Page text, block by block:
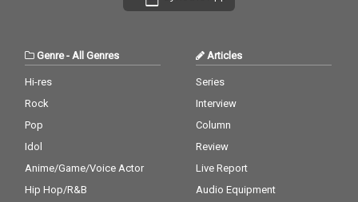
ENIの哀愁を帯びたフロ
ける仕上がりとなって
いる。 また、本楽曲は
正式リリース前からTik
用され話題となってお
り、多くの共感を呼び
ながら期待値を高め満
なった。 それぞれの個
性が交差することで生
Genre-All Genres
Hi-res
Rock
Pop
Idol
Anime/Game/Voice Actor
Hip Hop/R&B
Articles
Series
Interview
Column
Review
Live Report
Audio Equipment